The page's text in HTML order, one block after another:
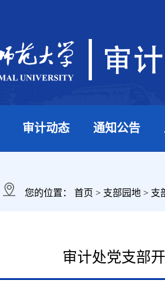
审计动态 通知公告
您的位置： 首页 > 支部园地 > 支
审计处党支部